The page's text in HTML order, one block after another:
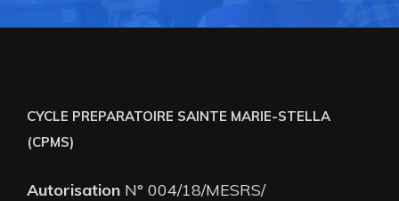
CYCLE PREPARATOIRE SAINTE MARIE-STELLA
(CPMS)
Autorisation N° 004/18/MESRS/